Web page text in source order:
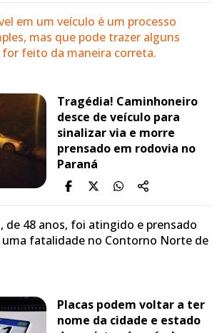
em um veículo é um processo
mas que pode trazer alguns
for feito da maneira correta.
Tragédia! Caminhoneiro
desce de veículo para
sinalizar via e morre
prensado em rodovia no
Paraná
de 48 anos, foi atingido e prensado
uma fatalidade no Contorno Norte de
Placas podem voltar a ter
nome da cidade e estado